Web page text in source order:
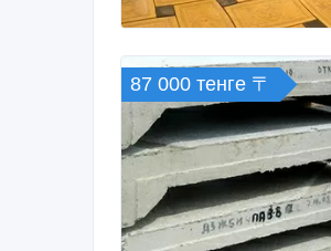
87 000 тенге 〒